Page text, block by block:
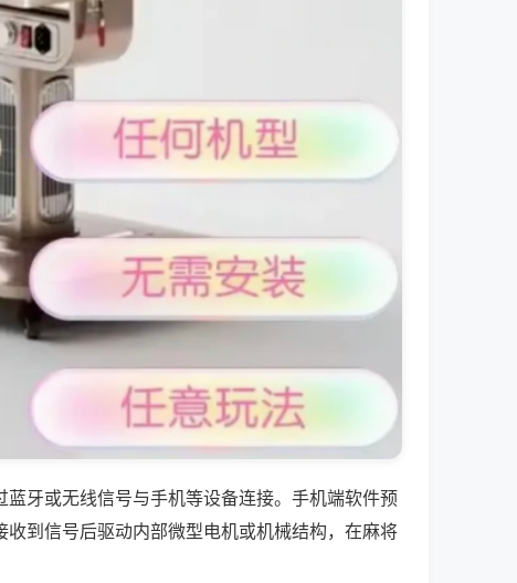
牙或无线信号与手机等设备连接。手机端软件预
到信号后驱动内部微型电机或机械结构，在麻将